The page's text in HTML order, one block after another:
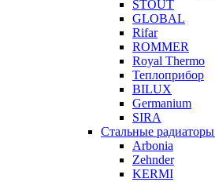
STOUT
GLOBAL
Rifar
ROMMER
Royal Thermo
Теплоприбор
BILUX
Germanium
SIRA
Стальные радиаторы
Arbonia
Zehnder
KERMI